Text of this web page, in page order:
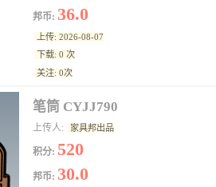
邦币: 36.0
上传: 2026-08-07
下载: 0 次
关注: 0次
笔筒 CYJJ790
上传人: 家具邦出品
积分: 520
邦币: 30.0